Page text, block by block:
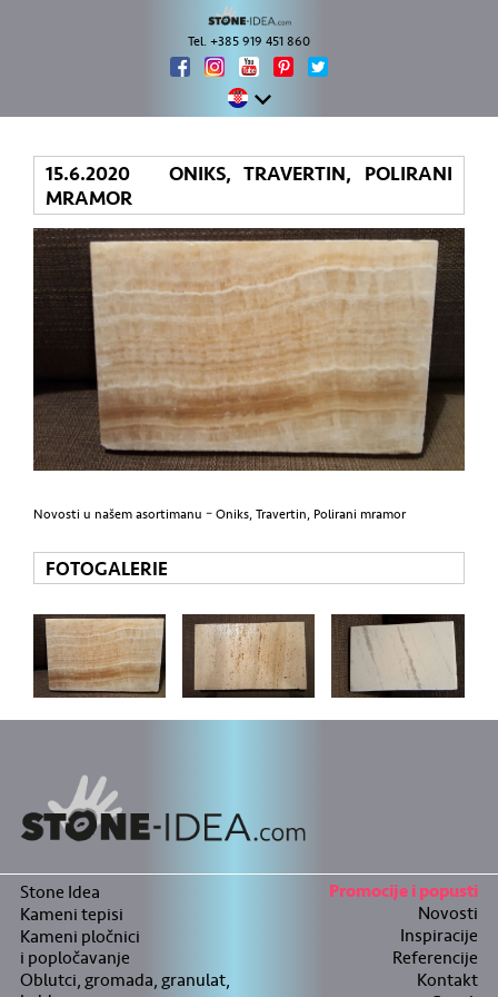
Tel. +385 919 451 860
15.6.2020 ONIKS, TRAVERTIN, POLIRANI
MRAMOR
Novosti u našem asortimanu – Oniks, Travertin, Polirani mramor
FOTOGALERIE
Stone Idea
Kameni tepisi
Kameni pločnici
i popločavanje
Oblutci, gromada, granulat,
Promocije i popusti
Novosti
Inspiracije
Referencije
Kontakt